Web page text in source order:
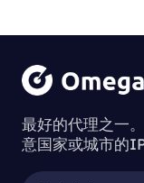
最好的代理之一
意国家或城市的IP